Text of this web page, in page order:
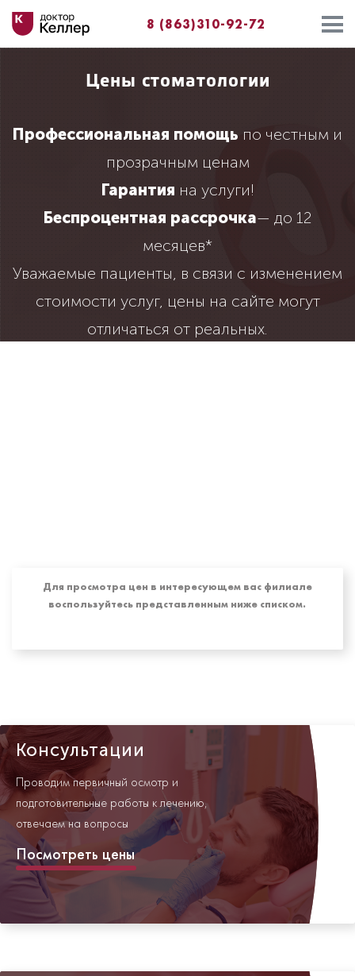
8 (863)310-92-72
Цены стоматологии
Профессиональная помощь по честным и
прозрачным ценам
Гарантия на услуги!
Беспроцентная рассрочка— до 12
месяцев*
Уважаемые пациенты, в связи с изменением
стоимости услуг, цены на сайте могут
отличаться от реальных.
Для просмотра цен в интересующем вас филиале
воспользуйтесь представленным ниже списком.
Консультации
Проводим первичный осмотр и
подготовительные работы к лечению,
отвечаем на вопросы
Посмотреть цены